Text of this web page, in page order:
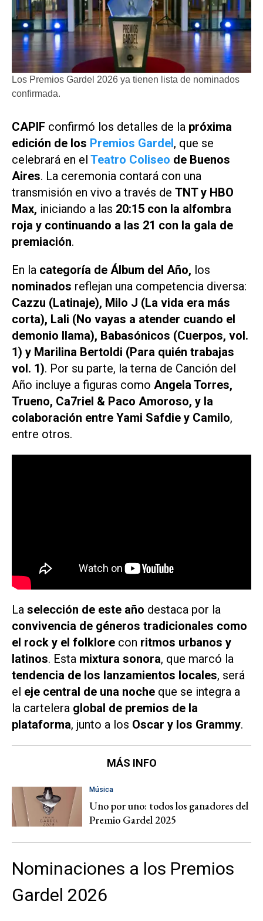
Los Premios Gardel 2026 ya tienen lista de nominados
confirmada.
CAPIF confirmó los detalles de la próxima
edición de los Premios Gardel, que se
celebrará en el Teatro Coliseo de Buenos
Aires. La ceremonia contará con una
transmisión en vivo a través de TNTy HBO
Max, iniciando a las 20:15 con la alfombra
roja y continuando a las 21 con la gala de
premiación.
En la categoría de Álbum del Año, los
nominados reflejan una competencia diversa:
Cazzu (Latinaje), Milo J (La vida era más
corta), Lali (No vayas a atender cuando el
demonio llama), Babasónicos (Cuerpos, vol.
1) y Marilina Bertoldi (Para quién trabajas
vol. 1). Por su parte, la terna de Canción del
Año incluye a figuras como Angela Torres,
Trueno, Ca7riel & Paco Amoroso, y la
colaboración entre Yami Safdie y Camilo,
entre otros.
La selección de este año destaca por la
convivencia de géneros tradicionales como
el rock y el folklore con ritmos urbanos y
latinos. Esta mixtura sonora, que marcó la
tendencia de los lanzamientos locales, será
el eje central de una noche que se integra a
la cartelera global de premios de la
plataforma, junto a los Oscar y los Grammy.
MÁS INFO
Música
Uno por uno: todos los ganadores del
Premio Gardel 2025
Nominaciones a los Premios
Gardel 2026